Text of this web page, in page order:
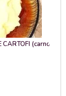
CARTOFI (carne